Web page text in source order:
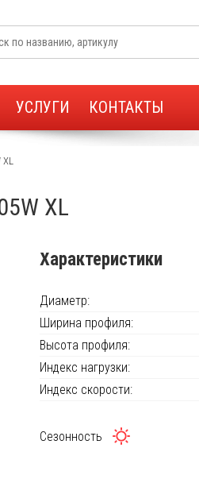
УСЛУГИ КОНТАКТЫ
XL
XL
Характеристики
Диаметр:
Ширина профиля:
Высота профиля:
Индекс нагрузки:
Индекс скорости:
Сезонность